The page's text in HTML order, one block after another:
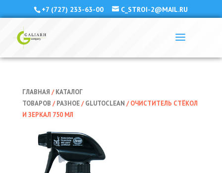
+7 (727) 233-63-00 C_STROI-2@MAIL.RU
ГЛАВНАЯ /КАТАЛОГ
ТОВАРОВ /РАЗНОЕ/GLUTOCLEAN / ОЧИСТИТЕЛЬ СТЁКОЛ
И ЗЕРКАЛ 750 МЛ